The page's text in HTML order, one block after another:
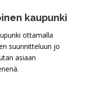
kaupunki
ottamalla
suunnitteluun jo
asiaan